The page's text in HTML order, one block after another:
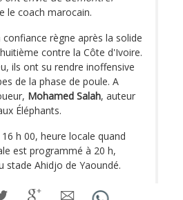
le coach marocain.
règne après la solide
contre la Côte d'Ivoire.
ils ont su rendre inoffensive
de la phase de poule. A
Mohamed Salah, auteur
Éléphants.
h 00, heure locale quand
est programmé à 20 h,
stade Ahidjo de Yaoundé.